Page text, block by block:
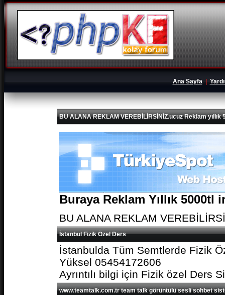
Ana Sayfa|
BU ALANA REKLAM VEREBİLİRSİNİZ.ucuz Reklam yıllık
Buraya Reklam Yıllık
BU ALANA REKLAM
İstanbul Fizik Özel Ders
İstanbulda Tüm Semtlerde Fizik
Yüksel 05454172606
Ayrıntılı bilgi için Fizik özel Ders
www.teamtalk.com.tr team talk görüntülü sesli sohbet